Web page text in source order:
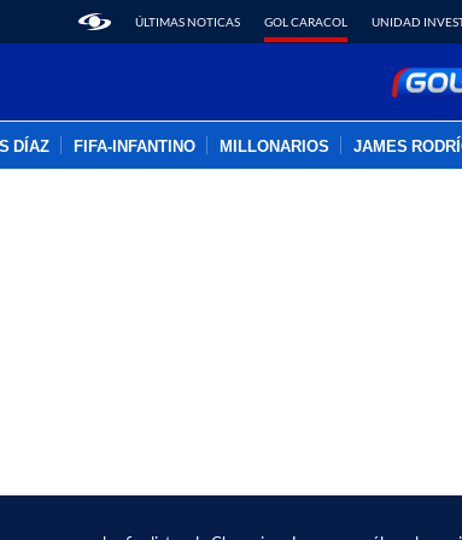
ÚLTIMAS NOTICAS GOL CARACOL UNIDAD
DÍAZ FIFA-INFANTINO MILLONARIOS JAMES